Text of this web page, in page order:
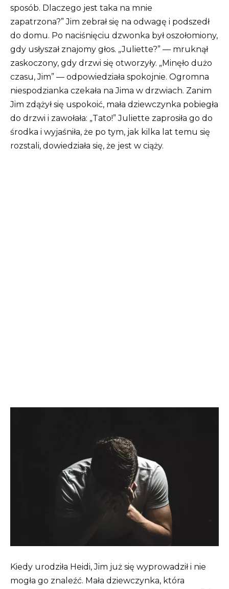
sposób. Dlaczego jest taka na mnie
zapatrzona?”Jim zebrał się na odwagę i podszedł
do domu. Po naciśnięciu dzwonka był oszołomiony,
gdy usłyszał znajomy głos. „Juliette?” — ​​mruknął
zaskoczony, gdy drzwi się otworzyły. „Minęło dużo
czasu, Jim” — odpowiedziała spokojnie. Ogromna
niespodzianka czekała na Jima w drzwiach. Zanim
Jim zdążył się uspokoić, mała dziewczynka pobiegła
do drzwi i zawołała: „Tato!” Juliette zaprosiła go do
środka i wyjaśniła, że ​​po tym, jak kilka lat temu się
rozstali, dowiedziała się, że jest w ciąży.
Kiedy urodziła Heidi, Jim już się wyprowadził i nie
mogła go znaleźć. Mała dziewczynka, która